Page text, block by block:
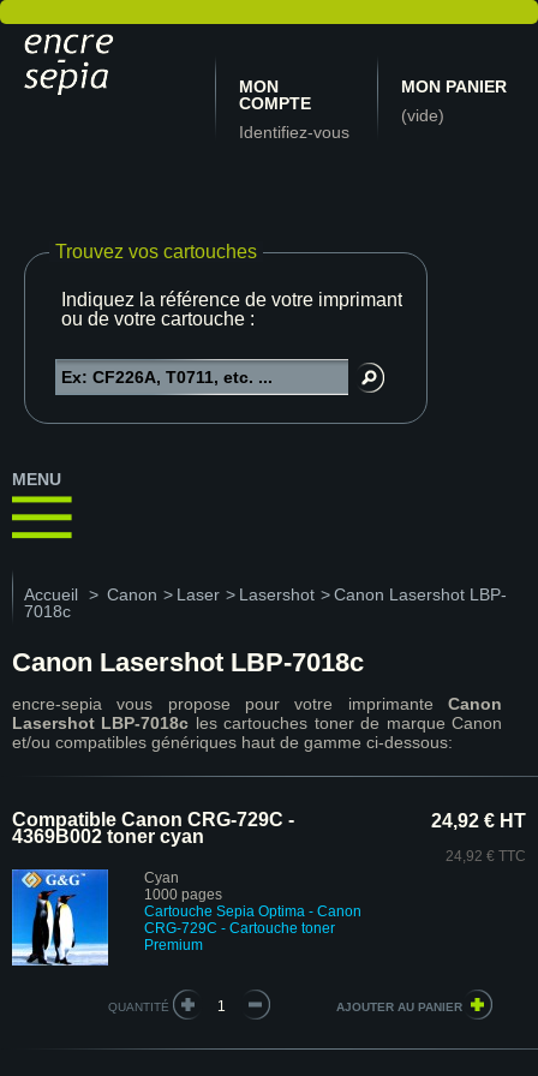
MON
COMPTE
Identifiez-vous
MON PANIER
(vide)
Trouvez vos cartouches
Indiquez la référence de votre imprimante
ou de votre cartouche :
MENU
Accueil > Canon > Laser > Lasershot >Canon Lasershot LBP-
7018c
Canon Lasershot LBP-7018c
encre-sepia vous propose pour votre imprimante Canon
Lasershot LBP-7018c les cartouches toner de marque Canon
et/ou compatibles génériques haut de gamme ci-dessous:
Compatible Canon CRG-729C -
4369B002 toner cyan
Cyan
1000 pages
Cartouche Sepia Optima - Canon
CRG-729C - Cartouche toner
Premium
24,92 € HT
24,92 € TTC
QUANTITÉ